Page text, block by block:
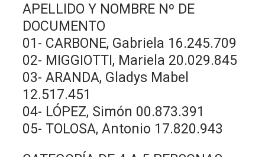
APELLIDO Y NOMBRE Nº DE
DOCUMENTO
01- CARBONE, Gabriela 16.245.709
02- MIGGIOTTI, Mariela 20.029.845
03- ARANDA, Gladys Mabel
12.517.451
04- LÓPEZ, Simón 00.873.391
05- TOLOSA, Antonio 17.820.943